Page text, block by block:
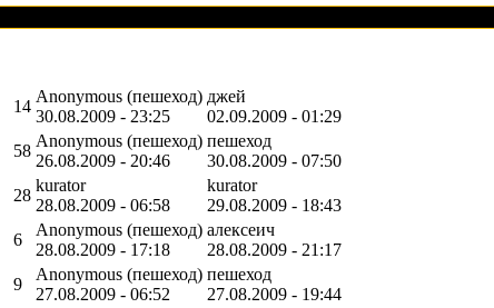
14
Anonymous (пешеход)
30.08.2009 - 23:25
джей
02.09.2009 - 01:29
58
Anonymous (пешеход)
26.08.2009 - 20:46
пешеход
30.08.2009 - 07:50
28
kurator
28.08.2009 - 06:58
kurator
29.08.2009 - 18:43
6
Anonymous (пешеход)
28.08.2009 - 17:18
алексеич
28.08.2009 - 21:17
9
Anonymous (пешеход)
27.08.2009 - 06:52
пешеход
27.08.2009 - 19:44